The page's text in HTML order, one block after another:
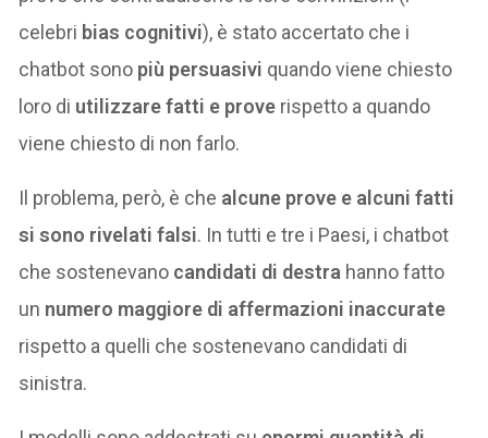
celebri bias cognitivi), è stato accertato che i
chatbot sono più persuasivi quando viene chiesto
loro di utilizzare fatti e prove rispetto a quando
viene chiesto di non farlo.
Il problema, però, è che alcune prove e alcuni fatti
si sono rivelati falsi. In tutti e tre i Paesi, i chatbot
che sostenevano candidati di destra hanno fatto
un numero maggiore di affermazioni inaccurate
rispetto a quelli che sostenevano candidati di
sinistra.